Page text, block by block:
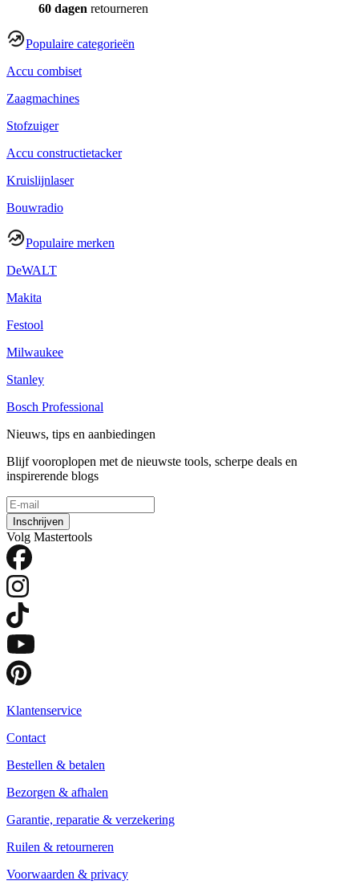
60 dagen retourneren
Populaire categorieën
Accu combiset
Zaagmachines
Stofzuiger
Accu constructietacker
Kruislijnlaser
Bouwradio
Populaire merken
DeWALT
Makita
Festool
Milwaukee
Stanley
Bosch Professional
Nieuws, tips en aanbiedingen
Blijf vooroplopen met de nieuwste tools, scherpe deals en
inspirerende blogs
Inschrijven
Volg Mastertools
Klantenservice
Contact
Bestellen & betalen
Bezorgen & afhalen
Garantie, reparatie & verzekering
Ruilen & retourneren
Voorwaarden & privacy